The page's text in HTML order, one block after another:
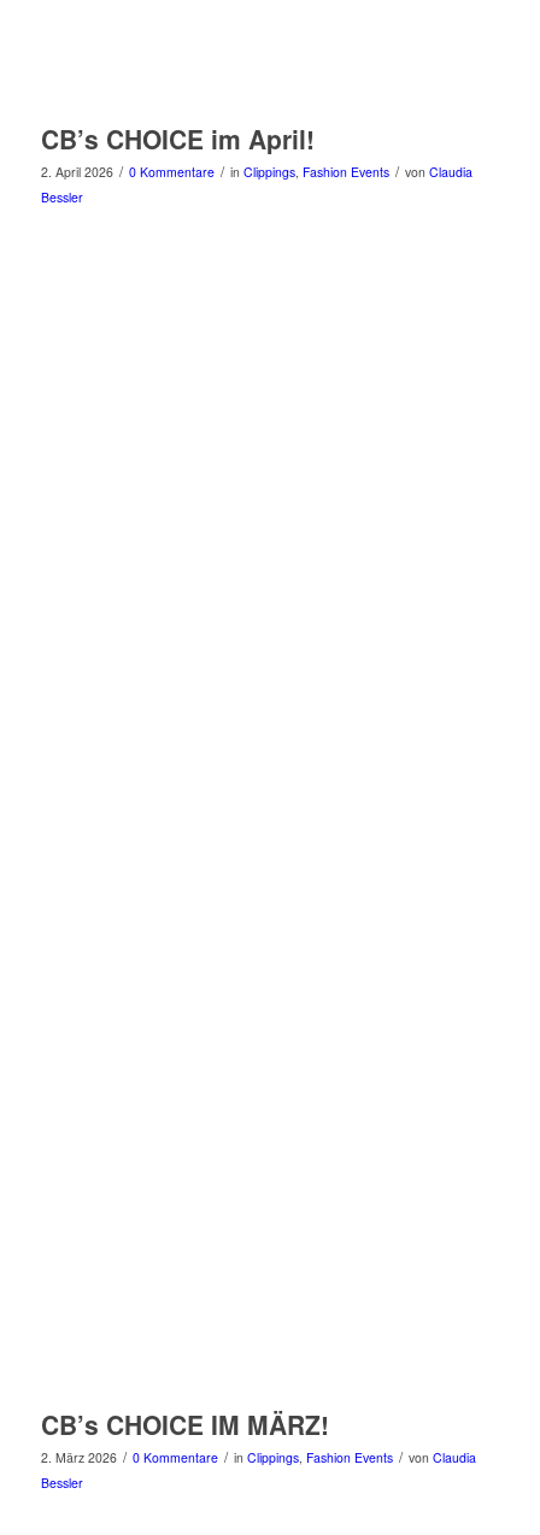
CB’s CHOICE im April!
2. April 2026 / 0 Kommentare / in Clippings, Fashion Events / von Claudia
Bessler
CB’s CHOICE IM MÄRZ!
2. März 2026 / 0 Kommentare / in Clippings, Fashion Events / von Claudia
Bessler